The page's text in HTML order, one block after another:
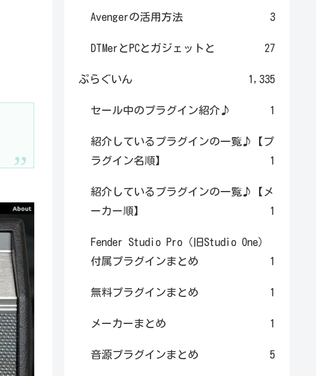
Avengerの活用方法 3
DTMerとPCとガジェットと 27
ぷらぐいん 1,335
セール中のプラグイン紹介♪ 1
紹介しているプラグインの一覧♪【プ
ラグイン名順】
1
紹介しているプラグインの一覧♪【メ
ーカー順】
1
Fender Studio Pro（旧Studio One）
付属プラグインまとめ
1
無料プラグインまとめ 1
メーカーまとめ 1
音源プラグインまとめ 5